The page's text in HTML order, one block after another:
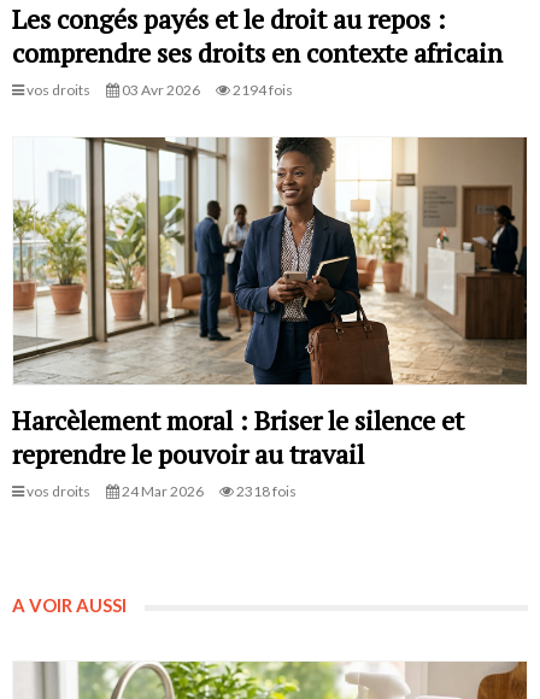
Les congés payés et le droit au repos :
comprendre ses droits en contexte africain
vos droits 03 Avr 2026 2194 fois
Harcèlement moral : Briser le silence et
reprendre le pouvoir au travail
vos droits 24 Mar 2026 2318 fois
A VOIR AUSSI